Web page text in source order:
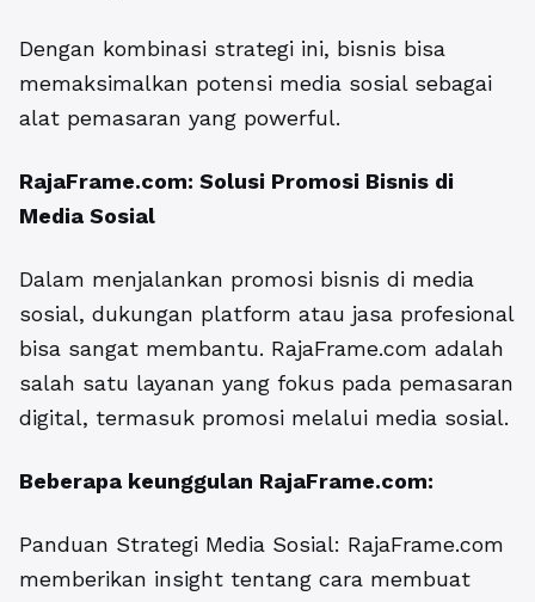
Dengan kombinasi strategi ini, bisnis bisa
memaksimalkan potensi media sosial sebagai
alat pemasaran yang powerful.
RajaFrame.com: Solusi Promosi Bisnis di
Media Sosial
Dalam menjalankan promosi bisnis di media
sosial, dukungan platform atau jasa profesional
bisa sangat membantu. RajaFrame.com adalah
salah satu layanan yang fokus pada pemasaran
digital, termasuk promosi melalui media sosial.
Beberapa keunggulan RajaFrame.com:
Panduan Strategi Media Sosial: RajaFrame.com
memberikan insight tentang cara membuat